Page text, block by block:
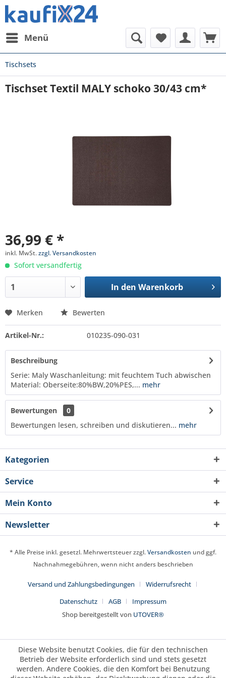
Menü
Tischsets
Tischset Textil MALY schoko 30/43 cm*
36,99 € *
inkl. MwSt.zzgl. Versandkosten
Sofort versandfertig
In den Warenkorb
Merken Bewerten
Artikel-Nr.: 010235-090-031
Beschreibung
Serie: Maly Waschanleitung: mit feuchtem Tuch abwischen
Material: Oberseite:80%BW,20%PES,... mehr
Bewertungen
0
Bewertungen lesen, schreiben und diskutieren... mehr
Kategorien
Service
Mein Konto
Newsletter
* Alle Preise inkl. gesetzl. Mehrwertsteuer zzgl.Versandkosten und ggf.
Nachnahmegebühren, wenn nicht anders beschrieben
Versand und Zahlungsbedingungen
Widerrufsrecht
Datenschutz
AGB
Impressum
Shop bereitgestellt von UTOVER®
Diese Website benutzt Cookies, die für den technischen
Betrieb der Website erforderlich sind und stets gesetzt
werden. Andere Cookies, die den Komfort bei Benutzung